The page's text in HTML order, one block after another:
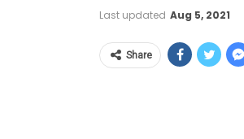
Last updated Aug 5, 2021
Share